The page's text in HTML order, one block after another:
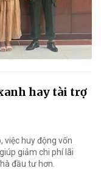
hay tài trợ
việc huy động vốn
giảm chi phí lãi
đầu tư hơn.